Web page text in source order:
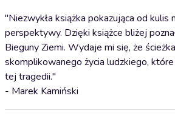
"Niezwykła książka pokazująca od
perspektywy. Dzięki książce bliżej
Bieguny Ziemi. Wydaje mi się, że
skomplikowanego życia ludzkiego,
tej tragedii."
- Marek Kamiński